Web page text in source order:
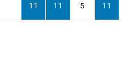
11 11 5 11